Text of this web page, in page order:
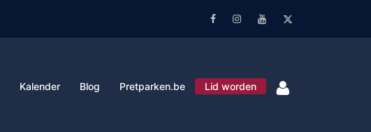
FacebookInstagram
Youtube
Kalender Blog Pretparken.be Lid worden